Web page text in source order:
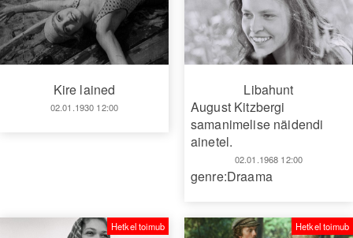
Kire lained
02.01.1930 12:00
Libahunt
August Kitzbergi
samanimelise näidendi
ainetel.
02.01.1968 12:00
genre:Draama
Hetkel toimub Hetkel toimub